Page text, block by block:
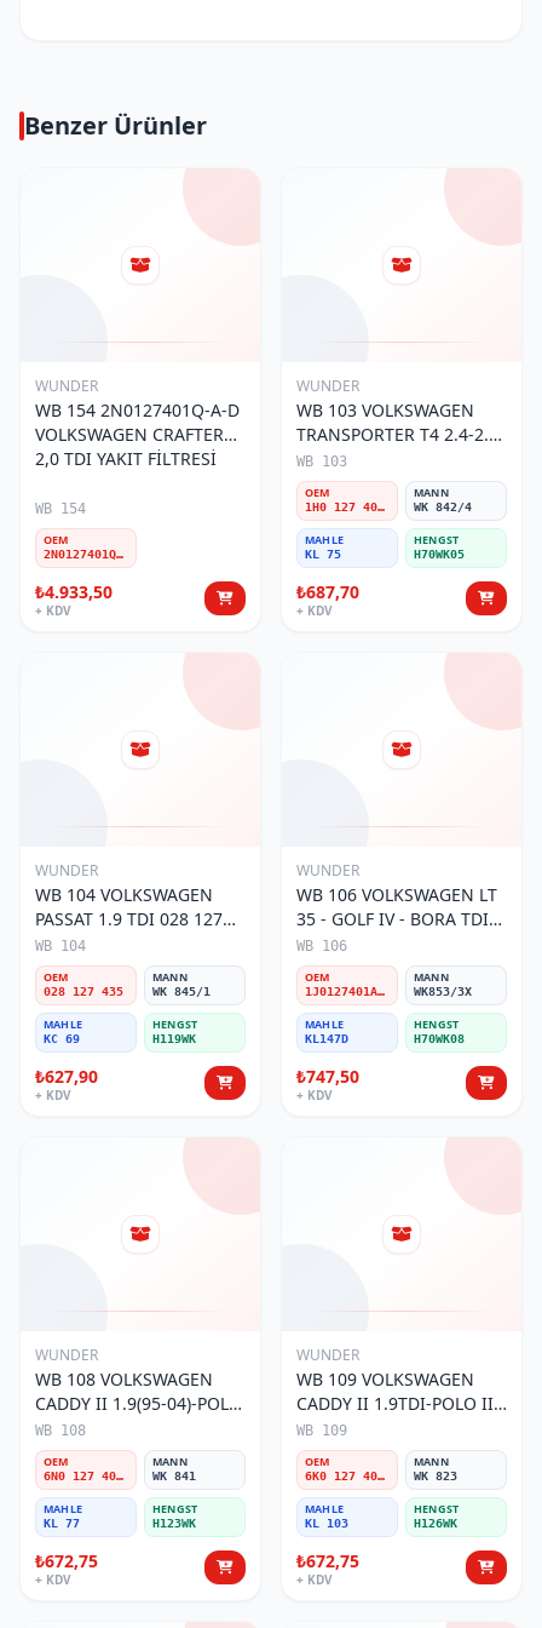
Benzer Ürünler
WUNDER
WB 154 2N0127401Q-A-D
VOLKSWAGEN CRAFTER
2,0 TDI YAKIT FİLTRESİ
WB 154
OEM
2N0127401Q-A-D
₺4.933,50
+ KDV
WUNDER
WB 103 VOLKSWAGEN
TRANSPORTER T4 2.4-2.5
MOTOR- CADDY E.M 1H0
127 401 C Yakıt/Mazot
Filtresi
WB 103
OEM
1H0 127 401 C
MANN
WK 842/4
MAHLE
KL 75
HENGST
H70WK05
₺687,70
+ KDV
WUNDER
WB 104 VOLKSWAGEN
PASSAT 1.9 TDI 028 127
435 Yakıt/Mazot Filtresi
WB 104
OEM
028 127 435
MANN
WK 845/1
MAHLE
KC 69
HENGST
H119WK
₺627,90
+ KDV
WUNDER
WB 106 VOLKSWAGEN LT
35 - GOLF IV - BORA TDI
1J0 127 401 Yakıt/Mazot
Filtresi
WB 106
OEM
1J0127401A/2D0127399/1J0127399A
MANN
WK853/3X
MAHLE
KL147D
HENGST
H70WK08
₺747,50
+ KDV
WUNDER
WB 108 VOLKSWAGEN
CADDY II 1.9(95-04)-POLO
III 1.9TDI 6N0 127 401 C
Yakıt/Mazot Filtresi
WB 108
OEM
6N0 127 401 C
MANN
WK 841
MAHLE
KL 77
HENGST
H123WK
₺672,75
+ KDV
WUNDER
WB 109 VOLKSWAGEN
CADDY II 1.9TDI-POLO III
1.9TDI 6K0 127 401 G
Yakıt/Mazot Filtresi
WB 109
OEM
6K0 127 401 G
MANN
WK 823
MAHLE
KL 103
HENGST
H126WK
₺672,75
+ KDV